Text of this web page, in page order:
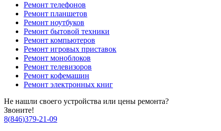
Ремонт телефонов
Ремонт планшетов
Ремонт ноутбуков
Ремонт бытовой техники
Ремонт компьютеров
Ремонт игровых приставок
Ремонт моноблоков
Ремонт телевизоров
Ремонт кофемашин
Ремонт электронных книг
Не нашли своего устройства или цены ремонта?
Звоните!
8(846)379-21-09